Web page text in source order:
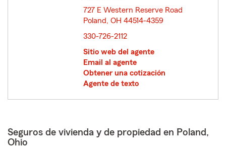
727 E Western Reserve Road
Poland, OH 44514-4359
330-726-2112
Sitio web del agente
Email al agente
Obtener una cotización
Agente de texto
Seguros de vivienda y de propiedad en Poland,
Ohio